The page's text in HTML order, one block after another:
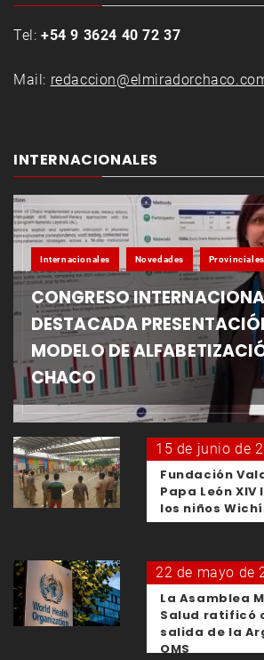
Tel: +54 9 3624 40 72 37
Mail:
INTERNACIONALES
Internacionales Novedades Provinciales
CONGRESO
DESTACADA
MODELO DE
CHACO
15 de junio de
Fundación
Papa León
los niños
22 de mayo de
La Asamblea
Salud ratificó
salida de la
OMS